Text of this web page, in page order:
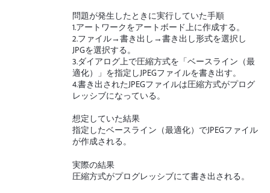
問題が発生したときに実行していた手順
1.アートワークをアートボード上に作成する。
2.ファイル→書き出し→書き出し形式を選択し
JPGを選択する。
3.ダイアログ上で圧縮方式を「ベースライン（最
適化）」を指定しJPEGファイルを書き出す。
4.書き出されたJPEGファイルは圧縮方式がプログ
レッシブになっている。
想定していた結果
指定したベースライン（最適化）でJPEGファイル
が作成される。
実際の結果
圧縮方式がプログレッシブにて書き出される。